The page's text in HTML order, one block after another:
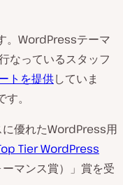
。WordPressテーマ
なっているスタッフ
トを提供していま
。
優れたWordPress用
Tier WordPress
マンス賞）」賞を受